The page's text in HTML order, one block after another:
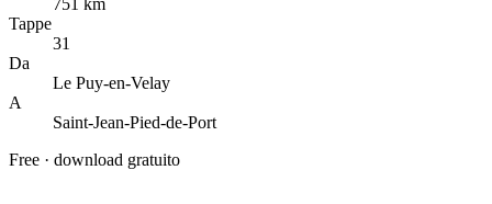
Tappe
31
Da
Le Puy-en-Velay
A
Saint-Jean-Pied-de-Port
Free · download gratuito